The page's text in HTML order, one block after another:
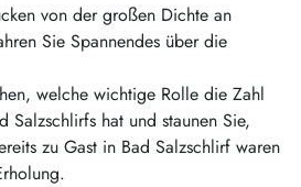
von der großen Dichte an
Sie Spannendes über die
welche wichtige Rolle die Zahl
Salzschlirfs hat und staunen Sie,
zu Gast in Bad Salzschlirf waren